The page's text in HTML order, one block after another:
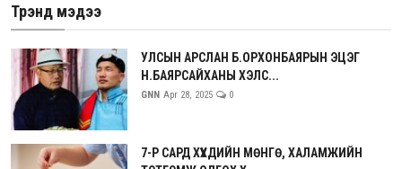
Трэнд мэдээ
УЛСЫН АРСЛАН Б.ОРХОНБАЯРЫН ЭЦЭГ
Н.БАЯРСАЙХАНЫ ХЭЛС...
GNN Apr 28, 2025 0
7-Р САРД ХҮҮХДИЙН МӨНГӨ, ХАЛАМЖИЙН